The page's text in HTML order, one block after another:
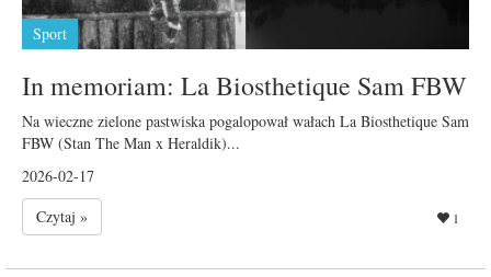
Sport
In memoriam: La Biosthetique Sam FBW
Na wieczne zielone pastwiska pogalopował wałach La Biosthetique Sam
FBW (Stan The Man x Heraldik)...
2026-02-17
Czytaj »
1